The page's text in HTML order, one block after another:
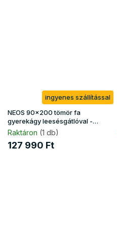
ingyenes szállítással
NEOS 90x200 tömör fa
gyerekágy leesésgátlóval -
natúr
Raktáron (1 db)
127 990 Ft